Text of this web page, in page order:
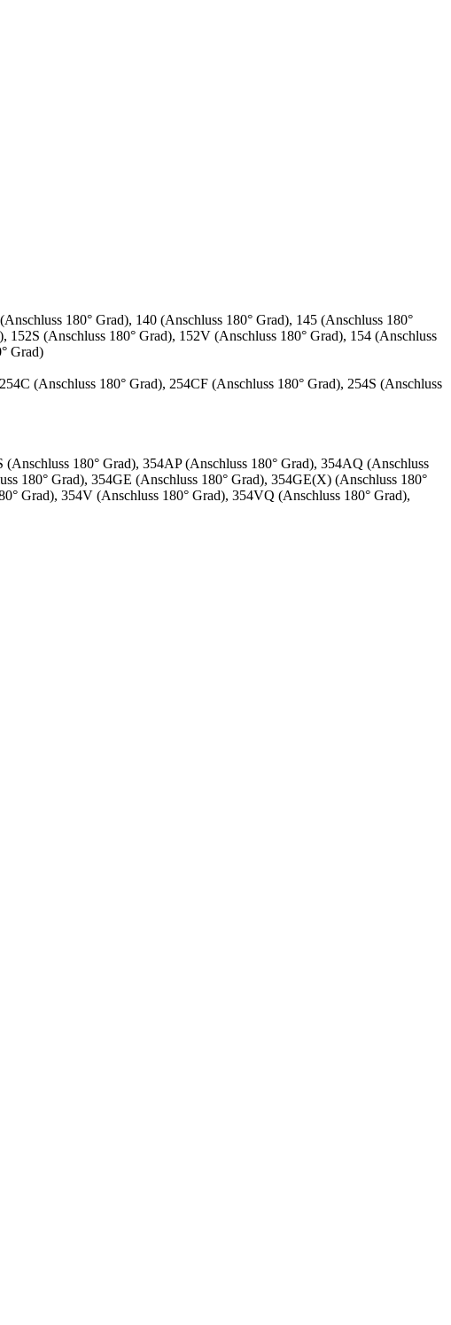
180° Grad), 140 (Anschluss 180° Grad), 145 (Anschluss 180°
(Anschluss 180° Grad), 152V (Anschluss 180° Grad), 154 (Anschluss
Grad)
(Anschluss 180° Grad), 254CF (Anschluss 180° Grad), 254S (Anschluss
180° Grad), 354AP (Anschluss 180° Grad), 354AQ (Anschluss
180° Grad), 354GE (Anschluss 180° Grad), 354GE(X) (Anschluss 180°
Grad), 354V (Anschluss 180° Grad), 354VQ (Anschluss 180° Grad),